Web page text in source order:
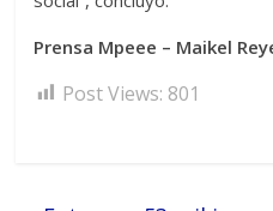
Prensa Mpeee – Maikel
Post Views: 801